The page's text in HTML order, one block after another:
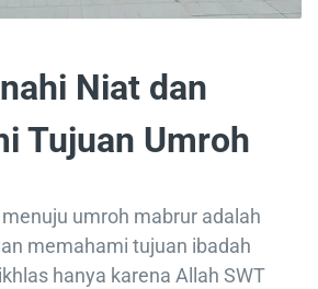
Niat dan
Tujuan Umroh
umroh mabrur adalah
memahami tujuan ibadah
hanya karena Allah SWT